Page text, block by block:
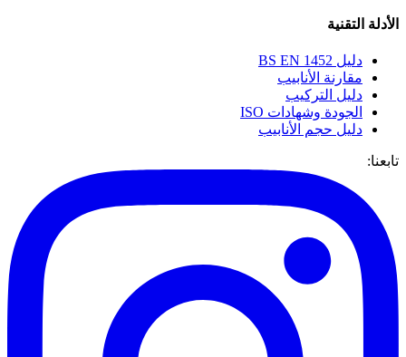
الأدلة التقنية
دليل BS EN 1452
مقارنة الأنابيب
دليل التركيب
الجودة وشهادات ISO
دليل حجم الأنابيب
تابعنا: